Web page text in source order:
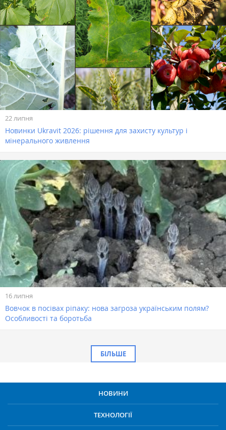
22 липня
Новинки Ukravit 2026: рішення для захисту культур і
мінерального живлення
16 липня
Вовчок в посівах ріпаку: нова загроза українським полям?
Особливості та боротьба
БІЛЬШЕ
НОВИНИ
ТЕХНОЛОГІЇ